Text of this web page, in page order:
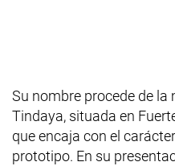
Su nombre procede de
Tindaya, situada en
que encaja con el
prototipo. En su